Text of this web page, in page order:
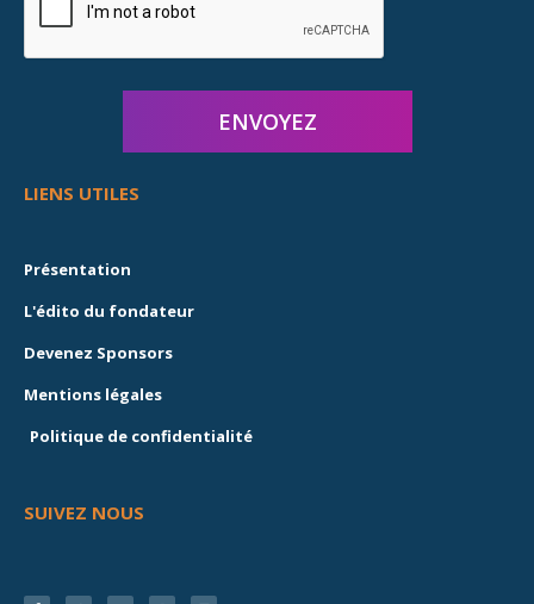
LIENS UTILES
Présentation
L'édito du fondateur
Devenez Sponsors
Mentions légales
Politique de confidentialité
SUIVEZ NOUS